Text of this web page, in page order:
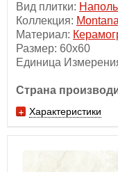
Вид плитки:
Коллекция: Montana
Материал:
Размер: 60х60
Единица
Страна
Характеристики